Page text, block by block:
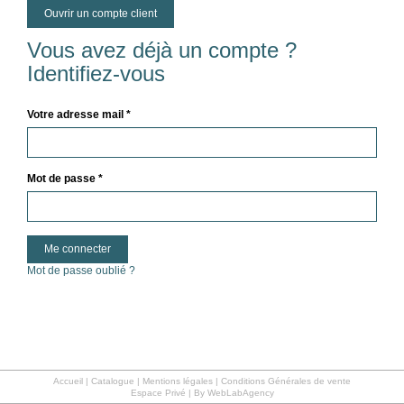
Ouvrir un compte client
Vous avez déjà un compte ?
Identifiez-vous
Votre adresse mail *
Mot de passe *
Mot de passe oublié ?
Accueil | Catalogue | Mentions légales | Conditions Générales de vente
Espace Privé | By WebLabAgency